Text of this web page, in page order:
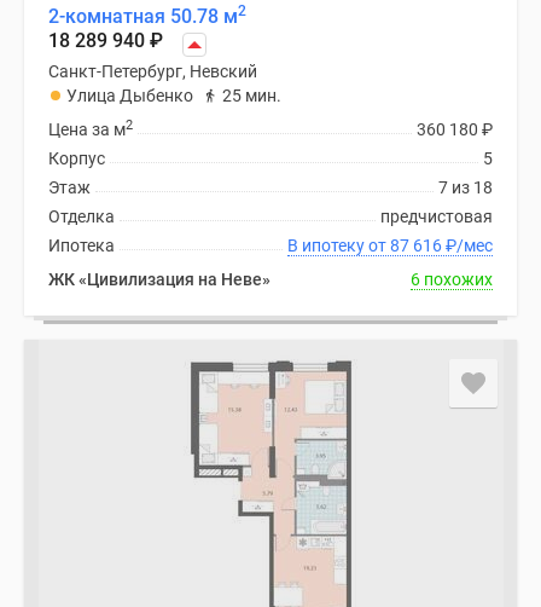
2-комнатная 50.78 м2
18 289 940 ₽
Санкт-Петербург, Невский
Улица Дыбенко
25 мин.
360 180 ₽
Цена за м2
5
Корпус
7 из 18
Этаж
предчистовая
Отделка
В ипотеку от 87 616₽/мес
Ипотека
ЖК «Цивилизация на Неве»
6 похожих